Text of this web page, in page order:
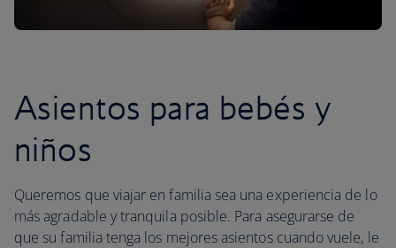
Asientos para bebés y
niños
Queremos que viajar en familia sea una experiencia de lo
más agradable y tranquila posible. Para asegurarse de
que su familia tenga los mejores asientos cuando vuele, le